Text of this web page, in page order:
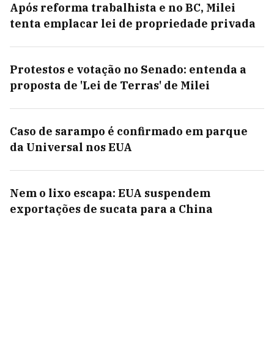
Após reforma trabalhista e no BC, Milei
tenta emplacar lei de propriedade privada
Protestos e votação no Senado: entenda a
proposta de 'Lei de Terras' de Milei
Caso de sarampo é confirmado em parque
da Universal nos EUA
Nem o lixo escapa: EUA suspendem
exportações de sucata para a China